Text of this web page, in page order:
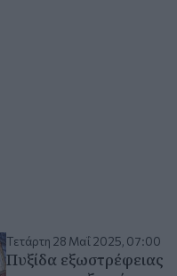
Τετάρτη 28 Μαΐ 2025, 07:00
Πυξίδα εξωστρέφειας